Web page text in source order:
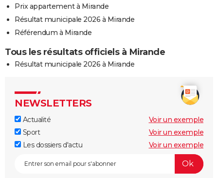
Prix appartement à Mirande
Résultat municipale 2026 à Mirande
Référendum à Mirande
Tous les résultats officiels à Mirande
Résultat municipale 2026 à Mirande
NEWSLETTERS
Actualité
Voir un exemple
Sport
Voir un exemple
Les dossiers d'actu
Voir un exemple